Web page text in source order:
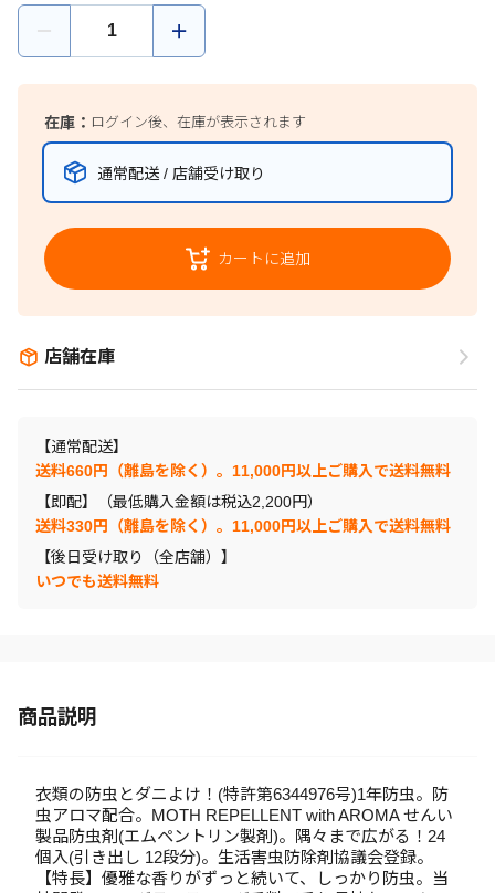
在庫： ログイン後、在庫が表示されます
通常配送 / 店舗受け取り
カートに追加
店舗在庫
【通常配送】
送料660円（離島を除く）。11,000円以上ご購入で送料無料
【即配】（最低購入金額は税込2,200円）
送料330円（離島を除く）。11,000円以上ご購入で送料無料
【後日受け取り（全店舗）】
いつでも送料無料
商品説明
衣類の防虫とダニよけ！(特許第6344976号)1年防虫。防
虫アロマ配合。MOTH REPELLENT with AROMA せんい
製品防虫剤(エムペントリン製剤)。隅々まで広がる！24
個入(引き出し 12段分)。生活害虫防除剤協議会登録。
【特長】優雅な香りがずっと続いて、しっかり防虫。当